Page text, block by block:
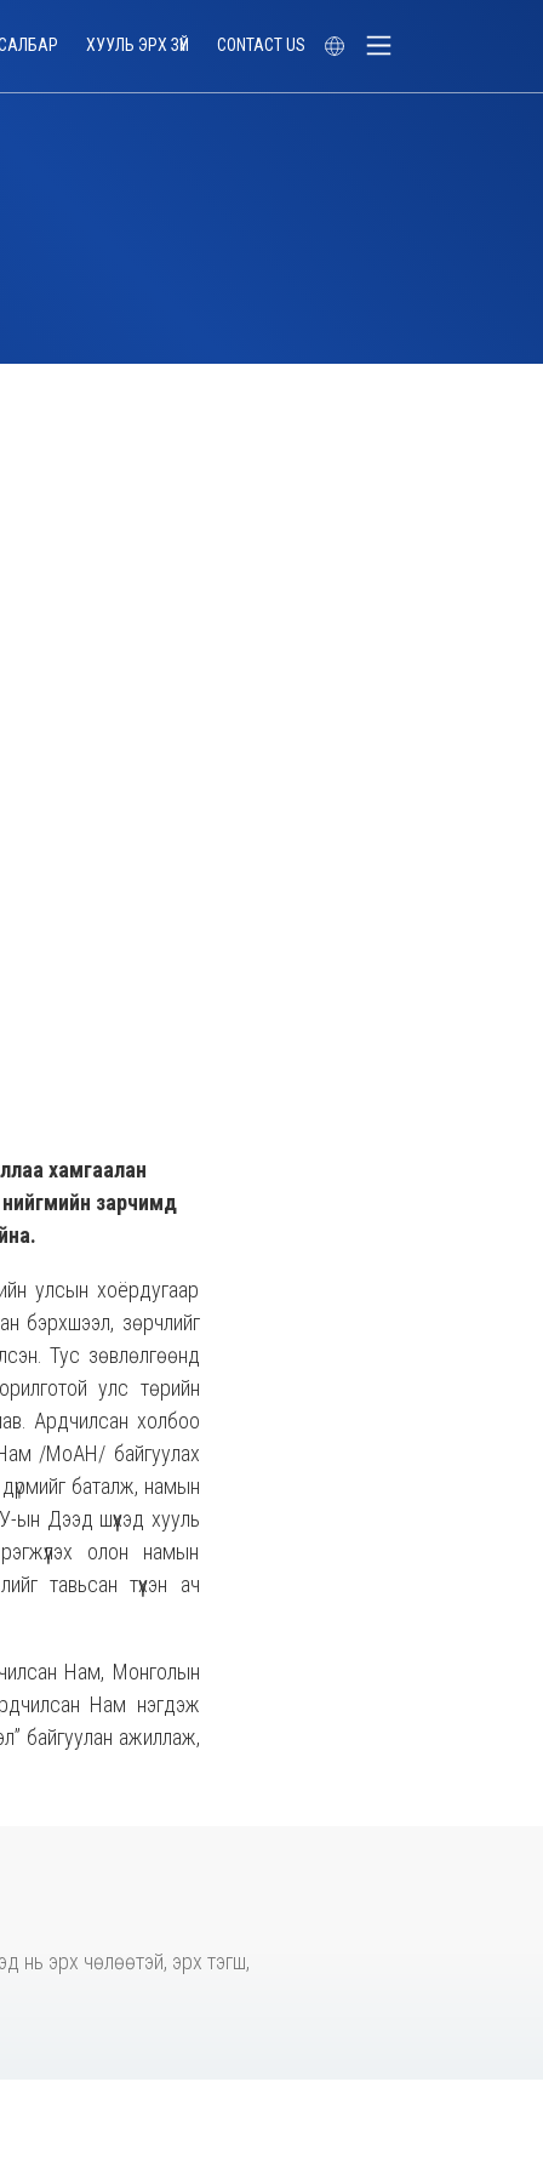
ХУУЛЬ ЭРХ ЗҮЙ CONTACT US
хамгаалан
нийгмийн зарчимд
улсын хоёрдугаар
бэрхшээл, зөрчлийг
Тус зөвлөлгөөнд
улс төрийн
Ардчилсан холбоо
/МоАН/ байгуулах
баталж, намын
ын Дээд шүүхэд хууль
олон намын
тавьсан түүхэн ач
Нам, Монголын
Нам нэгдэж
байгуулан ажиллаж,
нь эрх чөлөөтэй, эрх тэгш,